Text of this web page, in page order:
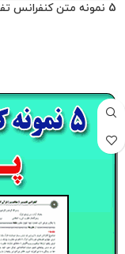
5 نمونه متن کنفرانس تفسیر قرآن کریم – پایه دهم ( مرحله شهرستانی )